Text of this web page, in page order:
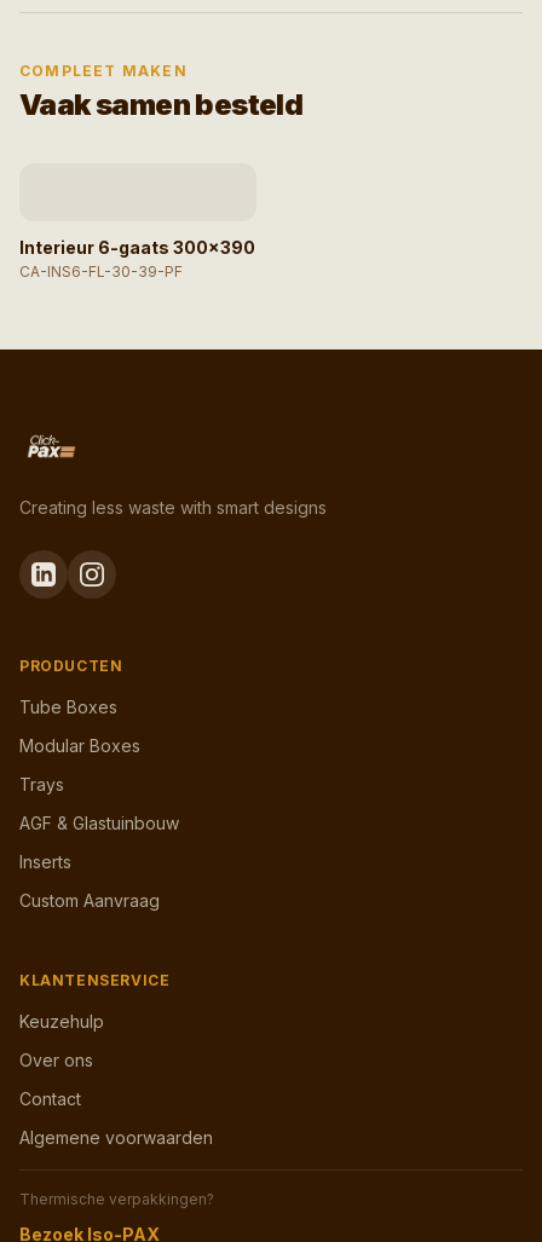
COMPLEET MAKEN
Vaak samen besteld
Interieur 6-gaats 300×390
CA-INS6-FL-30-39-PF
Creating less waste with smart designs
PRODUCTEN
Tube Boxes
Modular Boxes
Trays
AGF & Glastuinbouw
Inserts
Custom Aanvraag
KLANTENSERVICE
Keuzehulp
Over ons
Contact
Algemene voorwaarden
Thermische verpakkingen?
Bezoek Iso-PAX